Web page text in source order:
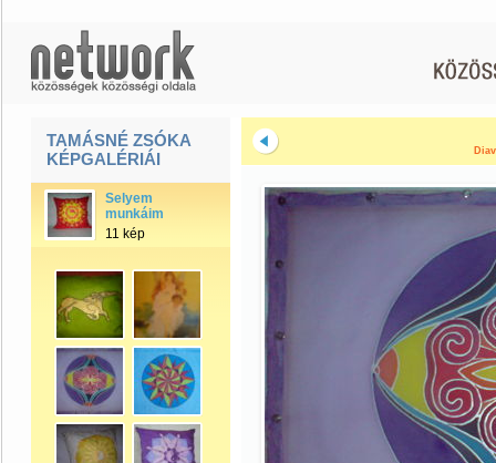
TAMÁSNÉ ZSÓKA
KÉPGALÉRIÁI
Selyem
munkáim
11 kép